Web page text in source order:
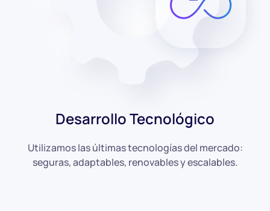
Desarrollo Tecnológico
Utilizamos las últimas tecnologías del mercado:
seguras, adaptables, renovables y escalables.